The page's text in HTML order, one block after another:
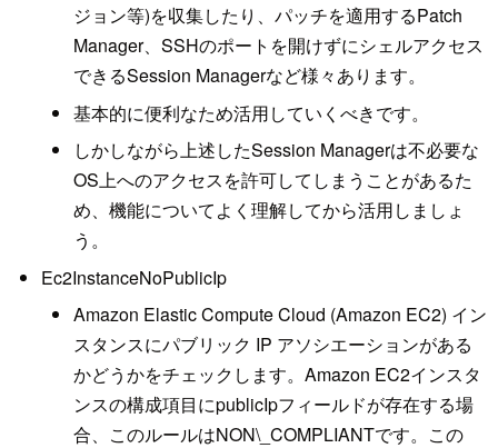
ジョン等)を収集したり、パッチを適用するPatch
Manager、SSHのポートを開けずにシェルアクセス
できるSession Managerなど様々あります。
基本的に便利なため活用していくべきです。
しかしながら上述したSession Managerは不必要な
OS上へのアクセスを許可してしまうことがあるた
め、機能についてよく理解してから活用しましょ
う。
Ec2InstanceNoPublicIp
Amazon Elastic Compute Cloud (Amazon EC2) イン
スタンスにパブリック IP アソシエーションがある
かどうかをチェックします。Amazon EC2インスタ
ンスの構成項目にpublicIpフィールドが存在する場
合、このルールはNON\_COMPLIANTです。この